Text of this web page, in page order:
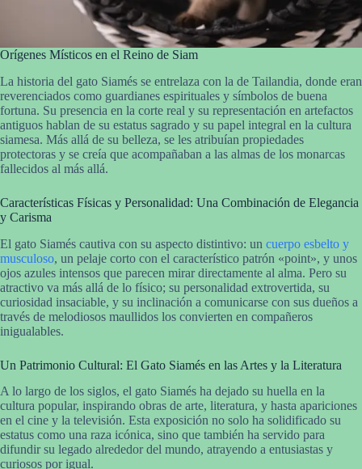
Orígenes Místicos en el Reino de Siam
La historia del gato Siamés se entrelaza con la de Tailandia, donde eran
reverenciados como guardianes espirituales y símbolos de buena
fortuna. Su presencia en la corte real y su representación en artefactos
antiguos hablan de su estatus sagrado y su papel integral en la cultura
siamesa. Más allá de su belleza, se les atribuían propiedades
protectoras y se creía que acompañaban a las almas de los monarcas
fallecidos al más allá.
Características Físicas y Personalidad: Una Combinación de Elegancia
y Carisma
El gato Siamés cautiva con su aspecto distintivo: un cuerpo esbelto y
musculoso, un pelaje corto con el característico patrón «point», y unos
ojos azules intensos que parecen mirar directamente al alma. Pero su
atractivo va más allá de lo físico; su personalidad extrovertida, su
curiosidad insaciable, y su inclinación a comunicarse con sus dueños a
través de melodiosos maullidos los convierten en compañeros
inigualables.
Un Patrimonio Cultural: El Gato Siamés en las Artes y la Literatura
A lo largo de los siglos, el gato Siamés ha dejado su huella en la
cultura popular, inspirando obras de arte, literatura, y hasta apariciones
en el cine y la televisión. Esta exposición no solo ha solidificado su
estatus como una raza icónica, sino que también ha servido para
difundir su legado alrededor del mundo, atrayendo a entusiastas y
curiosos por igual.